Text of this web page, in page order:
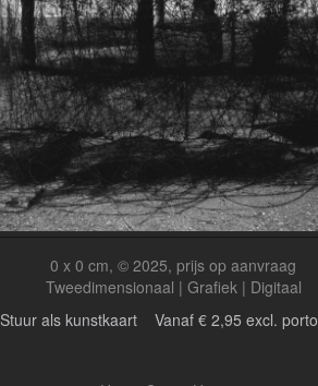
0 x 0 cm, © 2025, prijs op aanvraag
Tweedimensionaal | Grafiek | Digitaal
Stuur als kunstkaart Vanaf € 2,95 excl. porto